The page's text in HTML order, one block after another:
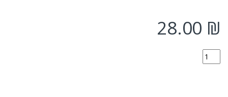
28.00 ₪
GT-B141 quantity